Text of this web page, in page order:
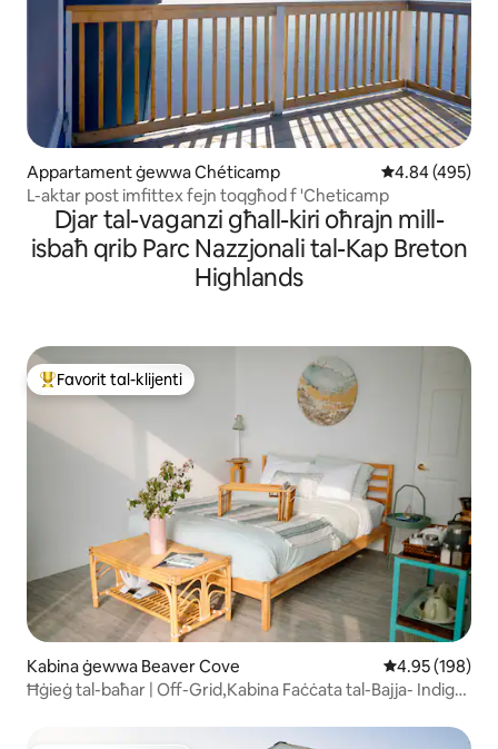
Appartament ġewwa Chéticamp Rating medju
4.84 (495)
L-aktar post imfittex fejn toqgħod f 'Cheticamp
Djar tal-vaganzi għall-kiri oħrajn mill-
isbaħ qrib Parc Nazzjonali tal-Kap Breton
Highlands
Wieħed mill-aqwa favoriti tal-klijenti
Favorit tal-klijenti
Kabina ġewwa Beaver Cove Rating medju
4.95 (198)
Ħġieġ tal-baħar | Off-Grid,Kabina Faċċata tal-Bajja- Indigo